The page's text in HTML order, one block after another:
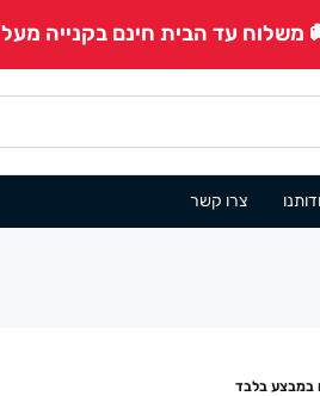
משלוח עד הבית חינם בקנייה מעל 500₪!
צרו קשר
במבצע בלבד